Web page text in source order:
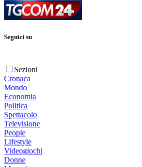
Seguici su
Sezioni
Cronaca
Mondo
Economia
Politica
Spettacolo
Televisione
People
Lifestyle
Videogiochi
Donne